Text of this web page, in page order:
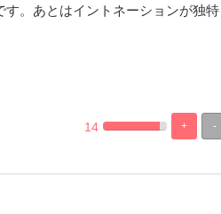
。あとはイントネーションが独特
-
+
%
100%
14